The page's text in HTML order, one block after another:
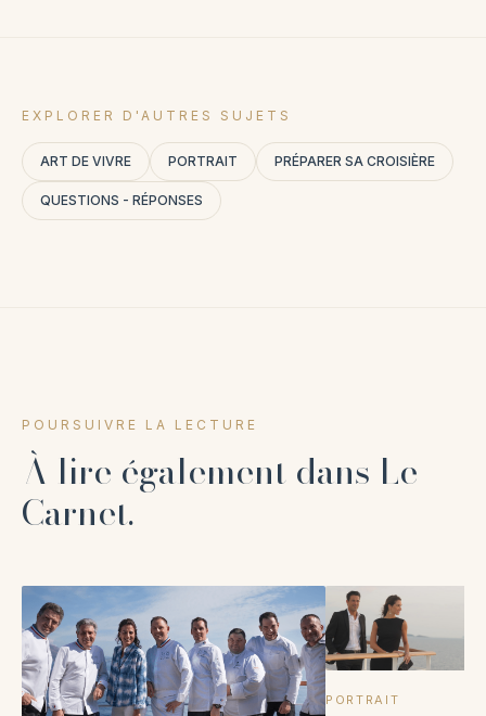
EXPLORER D'AUTRES SUJETS
ART DE VIVRE PORTRAIT PRÉPARER SA CROISIÈRE
QUESTIONS - RÉPONSES
POURSUIVRE LA LECTURE
À lire également dans Le
Carnet.
PORTRAIT